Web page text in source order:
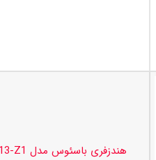
هندزفری باسئوس مدل Encok CZ11 Type-C A00164300113-Z1